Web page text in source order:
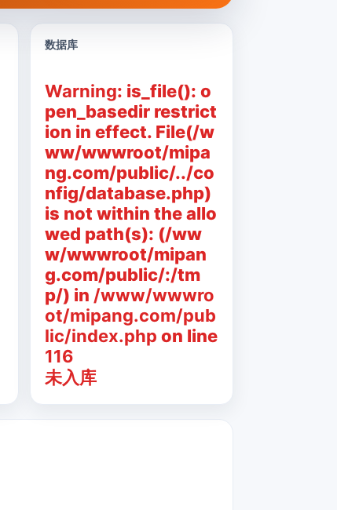
数据库
Warning: is_file(): o
pen_basedir restrict
ion in effect. File(/w
ww/wwwroot/mipa
ng.com/public/../co
nfig/database.php)
is not within the allo
wed path(s): (/ww
w/wwwroot/mipan
g.com/public/:/tm
p/) in /www/wwwro
ot/mipang.com/pub
lic/index.php on line
116
未入库